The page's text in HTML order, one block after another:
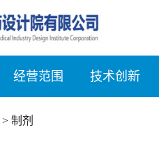
经营范围 技术创新
> 制剂